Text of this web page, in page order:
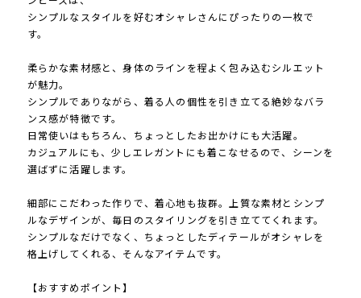
シンプルなスタイルを好むオシャレさんにぴったりの一枚で
す。
柔らかな素材感と、身体のラインを程よく包み込むシルエット
が魅力。
シンプルでありながら、着る人の個性を引き立てる絶妙なバラ
ンス感が特徴です。
日常使いはもちろん、ちょっとしたお出かけにも大活躍。
カジュアルにも、少しエレガントにも着こなせるので、シーンを
選ばずに活躍します。
細部にこだわった作りで、着心地も抜群。上質な素材とシンプ
ルなデザインが、毎日のスタイリングを引き立ててくれます。
シンプルなだけでなく、ちょっとしたディテールがオシャレを
格上げしてくれる、そんなアイテムです。
【おすすめポイント】